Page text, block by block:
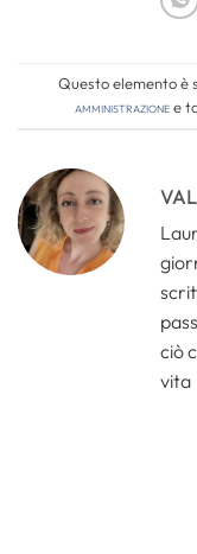
Questo elemento è
amministrazionee
ciò
vita